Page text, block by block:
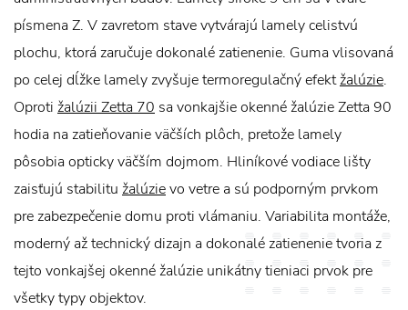
písmena Z. V zavretom stave vytvárajú lamely celistvú
plochu, ktorá zaručuje dokonalé zatienenie. Guma vlisovaná
po celej dĺžke lamely zvyšuje termoregulačný efektžalúzie.
Oproti žalúzii Zetta 70 sa vonkajšie okenné žalúzie Zetta 90
hodia na zatieňovanie väčších plôch, pretože lamely
pôsobia opticky väčším dojmom. Hliníkové vodiace lišty
zaisťujú stabilitu žalúzievo vetre a sú podporným prvkom
pre zabezpečenie domu proti vlámaniu. Variabilita montáže,
moderný až technický dizajn a dokonalé zatienenie tvoria z
tejto vonkajšej okenné žalúzie unikátny tieniaci prvok pre
všetky typy objektov.